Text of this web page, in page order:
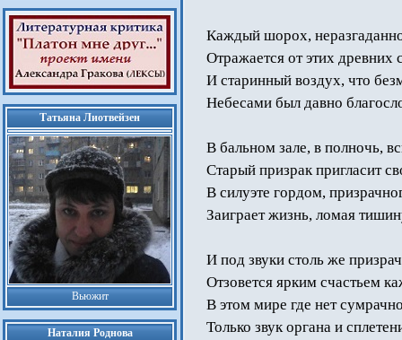
Татьяна Лиотвейзен
Вьюжит
Наталия Роднова
Каждый шорох,
Отражается от этих древних
И старинный воздух, что
Небесами был давно
В бальном зале, в полночь,
Старый призрак пригласит
В силуэте гордом,
Заиграет жизнь, ломая
И под звуки столь же
Отзовется ярким счастьем
В этом мире где нет
Только звук органа и